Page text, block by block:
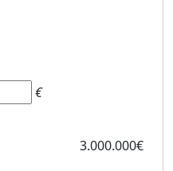
€
3.000.000€